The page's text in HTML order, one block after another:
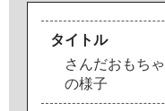
タイトル
さ んだお もち ゃ
の様子